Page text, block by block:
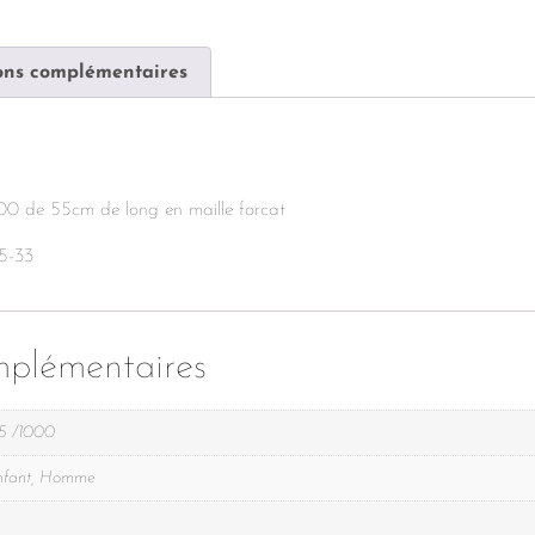
complémentaires
de 55cm de long en maille forcat
33
/1000
Homme